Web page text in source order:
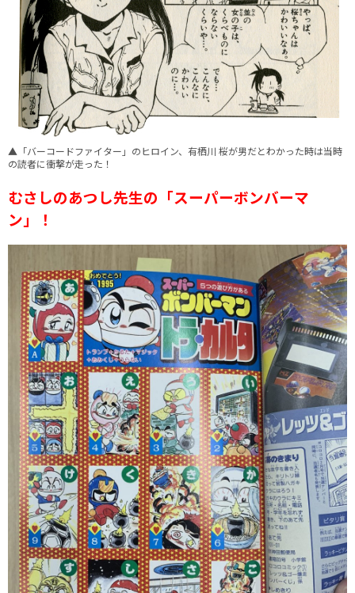
▲「バーコードファイター」のヒロイン、有栖川 桜が男だとわかった時は当時
の読者に衝撃が走った！
むさしのあつし先生の「スーパーボンバーマ
ン」！